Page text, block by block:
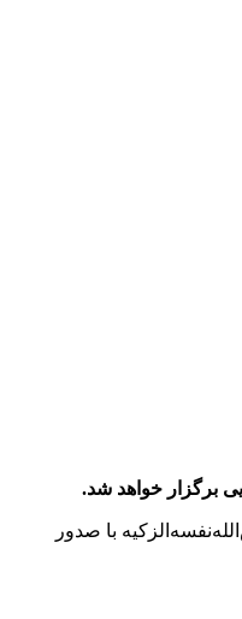
برگزار خواهد شد.
با صدور